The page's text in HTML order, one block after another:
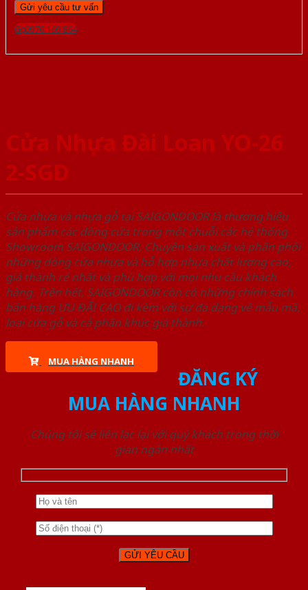
Gọi 0976.169.864
Cửa Nhựa Đài Loan YO-26
2-SGD
Cửa nhựa và nhựa gỗ tại SAIGONDOOR là thương hiệu
sản phẩm các dòng cửa trong một chuỗi các hệ thống
Showroom SAIGONDOOR. Chuyên sản xuất và phân phối
những dòng cửa nhựa và hỗ hợp nhựa chất lượng cao,
giá thành rẻ nhất và phù hợp với mọi nhu cầu khách
hàng. Trên hết, SAIGONDOOR còn có những chính sách
bán hàng ƯU ĐÃI CAO đi kèm với sự đa dạng về mẫu mã,
loại cửa gỗ và cả phân khúc giá thành.
MUA HÀNG NHANH
ĐĂNG KÝ
MUA HÀNG NHANH
Chúng tôi sẽ liên lạc lại với quý khách trong thời
gian ngắn nhất